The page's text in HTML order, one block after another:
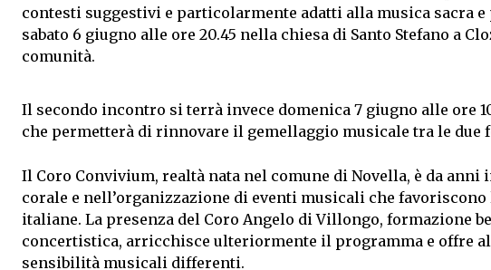
contesti suggestivi e particolarmente adatti alla musica sacra
sabato 6 giugno alle ore 20.45 nella chiesa di Santo Stefano a
comunità.
Il secondo incontro si terrà invece domenica 7 giugno alle ore
che permetterà di rinnovare il gemellaggio musicale tra le due
Il Coro Convivium, realtà nata nel comune di Novella, è da
corale e nell’organizzazione di eventi musicali che
italiane. La presenza del Coro Angelo di Villongo, formazione
concertistica, arricchisce ulteriormente il programma e offre
sensibilità musicali differenti.